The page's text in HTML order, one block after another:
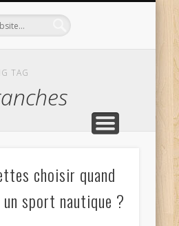
TAG
choisir quand
sport nautique ?